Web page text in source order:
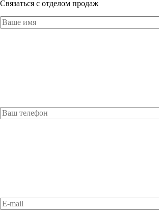
это поле пустым.
Связаться с отделом продаж